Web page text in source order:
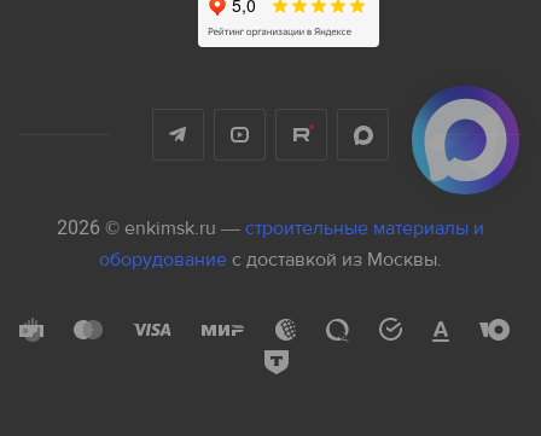
2026 © enkimsk.ru — строительные материалы и
оборудование с доставкой из Москвы.